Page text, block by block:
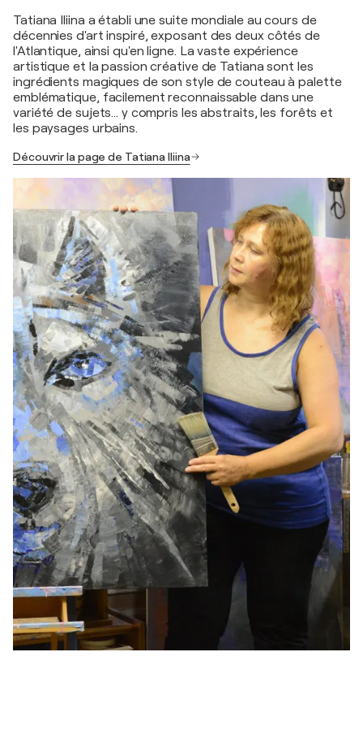
Tatiana Iliina a établi une suite mondiale au cours de
décennies d'art inspiré, exposant des deux côtés de
l'Atlantique, ainsi qu'en ligne. La vaste expérience
artistique et la passion créative de Tatiana sont les
ingrédients magiques de son style de couteau à palette
emblématique, facilement reconnaissable dans une
variété de sujets... y compris les abstraits, les forêts et
les paysages urbains.
Découvrir la page de Tatiana Iliina